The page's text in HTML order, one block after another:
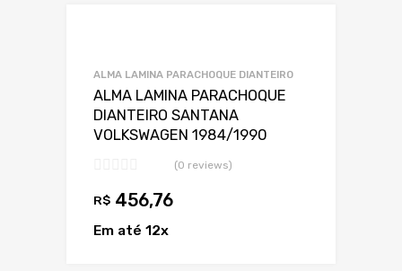
ALMA LAMINA PARACHOQUE DIANTEIRO
ALMA LAMINA PARACHOQUE
DIANTEIRO SANTANA
VOLKSWAGEN 1984/1990
(0 reviews)
R$ 456,76
Em até 12x